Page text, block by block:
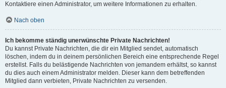
Kontaktiere einen Administrator, um weitere Informationen zu erhalten.
Nach oben
Ich bekomme ständig unerwünschte Private Nachrichten!
Du kannst Private Nachrichten, die dir ein Mitglied sendet, automatisch
löschen, indem du in deinem persönlichen Bereich eine entsprechende Regel
erstellst. Falls du belästigende Nachrichten von jemandem erhältst, so kannst
du dies auch einem Administrator melden. Dieser kann dem betreffenden
Mitglied dann verbieten, Private Nachrichten zu versenden.